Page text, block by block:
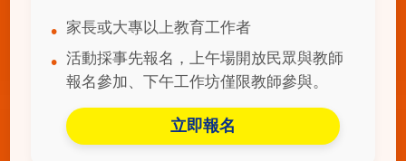
家長或大專以上教育工作者
活動採事先報名，上午場開放民眾與教師
報名參加、下午工作坊僅限教師參與。
立即報名